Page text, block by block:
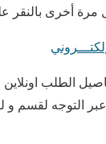
مرة أخرى بالنقر
الطلب
التوجه لقسم و